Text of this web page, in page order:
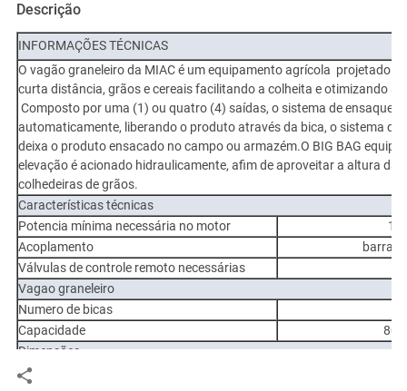
Descrição
INFORMAÇÕES TÉCNICAS
O vagão graneleiro da MIAC é um equipamento agrícola projetado
curta distância, grãos e cereais facilitando a colheita e otimizando a
Composto por uma (1) ou quatro (4) saídas, o sistema de ensaque é
automaticamente, liberando o produto através da bica, o sistema
deixa o produto ensacado no campo ou armazém.O BIG BAG
elevação é acionado hidraulicamente, afim de aproveitar a altura da
colhedeiras de grãos.
Características técnicas
Potencia mínima necessária no motor
Acoplamento
barra
Válvulas de controle remoto necessárias
Vagao graneleiro
Numero de bicas
Capacidade
Dimensões
Altura levantada